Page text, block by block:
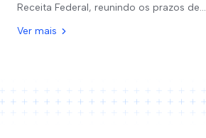
Receita Federal, reunindo os prazos de…
Ver mais